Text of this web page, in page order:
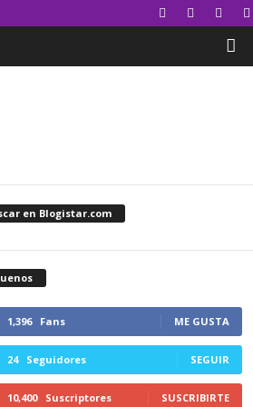
en Blogistar.com
1,396 Fans ME GUSTA
24 Seguidores SEGUIR
10,400 Suscriptores SUSCRIBIRTE